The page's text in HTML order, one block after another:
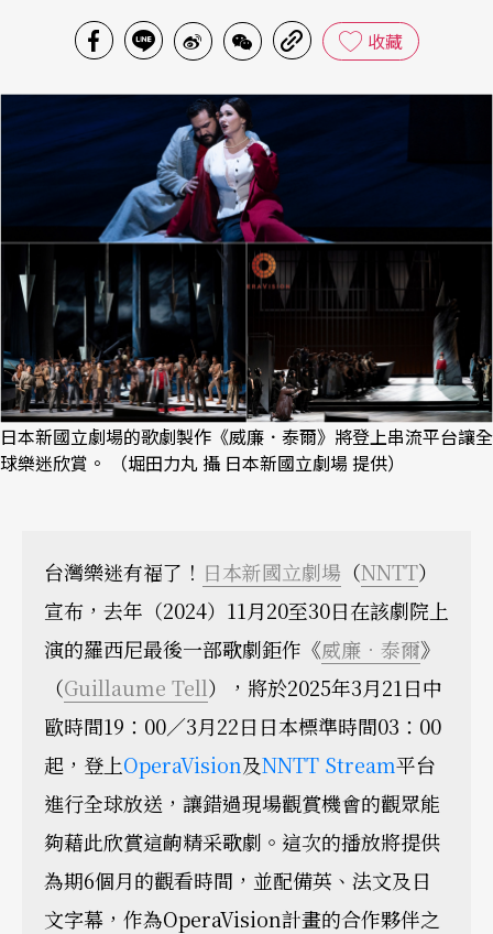
收藏
日本新國立劇場的歌劇製作《威廉．泰爾》將登上串流平台讓全
球樂迷欣賞。 （堀田力丸 攝 日本新國立劇場 提供）
台灣樂迷有福了！ 日本新國立劇場 （NNTT）
宣布，去年（2024）11月20至30日在該劇院上
演的羅西尼最後一部歌劇鉅作《威廉．泰爾》
（Guillaume Tell），將於2025年3月21日中
歐時間19：00／3月22日日本標準時間03：00
起，登上OperaVision及NNTT Stream平台
進行全球放送，讓錯過現場觀賞機會的觀眾能
夠藉此欣賞這齣精采歌劇。這次的播放將提供
為期6個月的觀看時間，並配備英、法文及日
文字幕，作為OperaVision計畫的合作夥伴之